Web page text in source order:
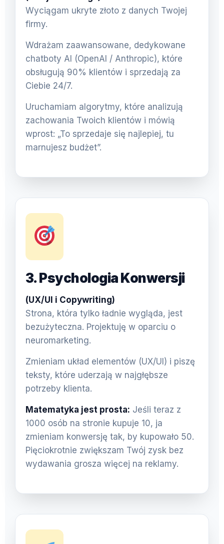
Wyciągam ukryte złoto z danych Twojej
firmy.
Wdrażam zaawansowane, dedykowane
chatboty AI (OpenAI / Anthropic), które
obsługują 90% klientów i sprzedają za
Ciebie 24/7.
Uruchamiam algorytmy, które analizują
zachowania Twoich klientów i mówią
wprost: „To sprzedaje się najlepiej, tu
marnujesz budżet”.
3. Psychologia Konwersji
(UX/UI i Copywriting)
Strona, która tylko ładnie wygląda, jest
bezużyteczna. Projektuję w oparciu o
neuromarketing.
Zmieniam układ elementów (UX/UI) i piszę
teksty, które uderzają w najgłębsze
potrzeby klienta.
Matematyka jest prosta: Jeśli teraz z
1000 osób na stronie kupuje 10, ja
zmieniam konwersję tak, by kupowało 50.
Pięciokrotnie zwiększam Twój zysk bez
wydawania grosza więcej na reklamy.